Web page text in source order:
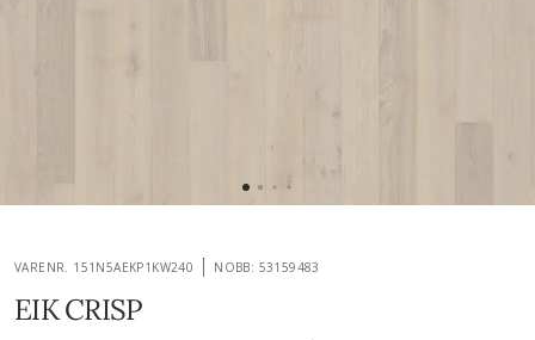
VARENR. 151N5AEKP1KW240 NOBB: 53159483
EIK CRISP